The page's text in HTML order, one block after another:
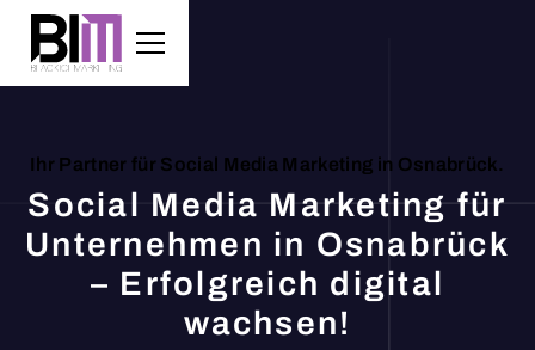
Ihr Partner für Social Media Marketing in Osnabrück.
Social Media Marketing für
Unternehmen in Osnabrück
– Erfolgreich digital
wachsen!